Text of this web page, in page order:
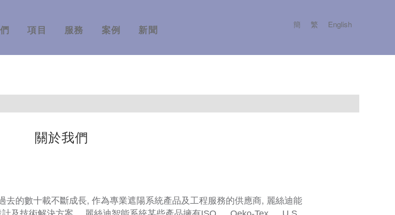
English
繁
簡
項目 服務 案例 新聞
關於我們
去的數十載不斷成長, 作為專業遮陽系統產品及工程服務的供應商, 麗絲迪能